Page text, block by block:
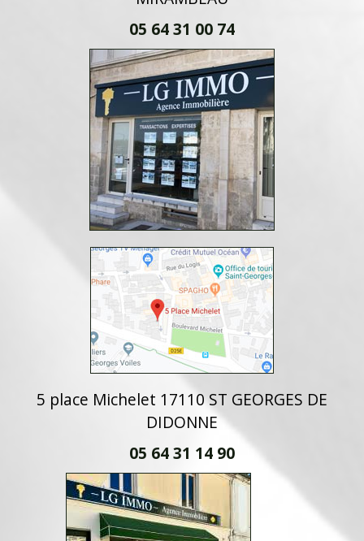
05 64 31 00 74
5 place Michelet 17110 ST GEORGES DE
DIDONNE
05 64 31 14 90